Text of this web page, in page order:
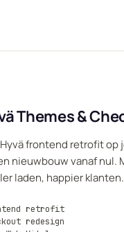
Themes &
frontend retrofit op
nieuwbouw vanaf nul.
laden, happier klanten.
retrofit
redesign